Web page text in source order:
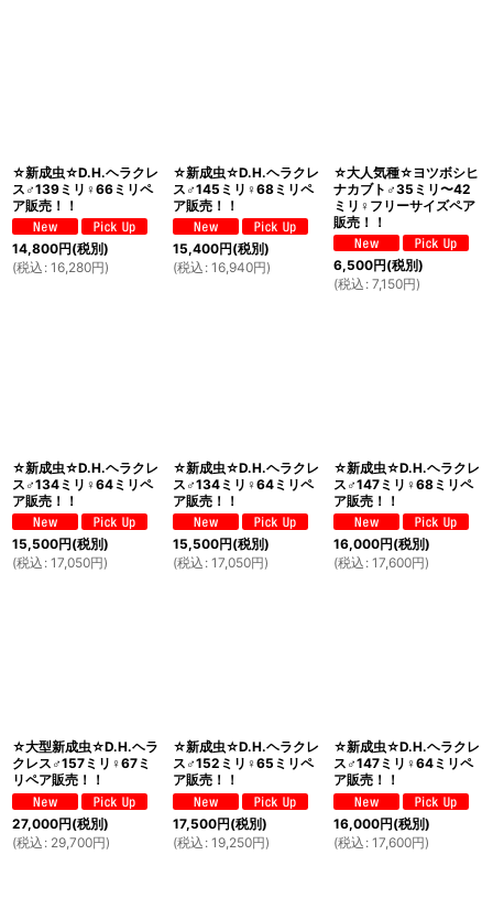
☆新成虫☆D.H.ヘラクレ
ス♂139ミリ♀66ミリペ
ア販売！！
14,800円(税別)
(税込 : 16,280円)
☆新成虫☆D.H.ヘラクレ
ス♂145ミリ♀68ミリペ
ア販売！！
15,400円(税別)
(税込 : 16,940円)
☆大人気種☆ヨツボシヒ
ナカブト♂35ミリ〜42
ミリ♀フリーサイズペア
販売！！
6,500円(税別)
(税込 : 7,150円)
☆新成虫☆D.H.ヘラクレ
ス♂134ミリ♀64ミリペ
ア販売！！
15,500円(税別)
(税込 : 17,050円)
☆新成虫☆D.H.ヘラクレ
ス♂134ミリ♀64ミリペ
ア販売！！
15,500円(税別)
(税込 : 17,050円)
☆新成虫☆D.H.ヘラクレ
ス♂147ミリ♀68ミリペ
ア販売！！
16,000円(税別)
(税込 : 17,600円)
☆大型新成虫☆D.H.ヘラ
クレス♂157ミリ♀67ミ
リペア販売！！
27,000円(税別)
(税込 : 29,700円)
☆新成虫☆D.H.ヘラクレ
ス♂152ミリ♀65ミリペ
ア販売！！
17,500円(税別)
(税込 : 19,250円)
☆新成虫☆D.H.ヘラクレ
ス♂147ミリ♀64ミリペ
ア販売！！
16,000円(税別)
(税込 : 17,600円)